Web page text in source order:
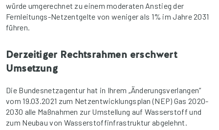
würde umgerechnet zu einem moderaten Anstieg der
Fernleitungs-Netzentgelte von weniger als 1% im Jahre 2031
führen.
Derzeitiger Rechtsrahmen erschwert
Umsetzung
Die Bundesnetzagentur hat in Ihrem „Änderungsverlangen“
vom 19.03.2021 zum Netzentwicklungsplan (NEP) Gas 2020-
2030 alle Maßnahmen zur Umstellung auf Wasserstoff und
zum Neubau von Wasserstoffinfrastruktur abgelehnt.